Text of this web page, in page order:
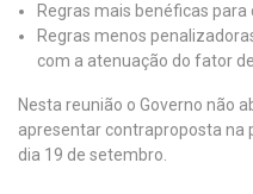
Regras mais benéficas
Regras menos
com a atenuação do fator
Nesta reunião o Governo não
apresentar contraproposta na
dia 19 de setembro.